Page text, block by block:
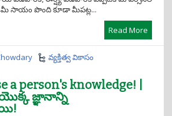
సాయం పొంది కూడా మీపట్ల...
Read More
వ్యక్తిత్వ వికాసం
a person's knowledge! |
యొక్క జ్ఞానాన్ని